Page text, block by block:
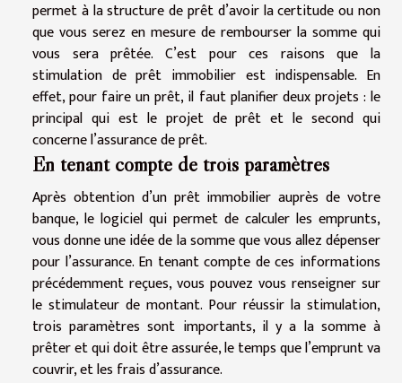
permet à la structure de prêt d’avoir la certitude ou non
que vous serez en mesure de rembourser la somme qui
vous sera prêtée. C’est pour ces raisons que la
stimulation de prêt immobilier est indispensable. En
effet, pour faire un prêt, il faut planifier deux projets : le
principal qui est le projet de prêt et le second qui
concerne l’assurance de prêt.
En tenant compte de trois paramètres
Après obtention d’un prêt immobilier auprès de votre
banque, le logiciel qui permet de calculer les emprunts,
vous donne une idée de la somme que vous allez dépenser
pour l’assurance. En tenant compte de ces informations
précédemment reçues, vous pouvez vous renseigner sur
le stimulateur de montant. Pour réussir la stimulation,
trois paramètres sont importants, il y a la somme à
prêter et qui doit être assurée, le temps que l’emprunt va
couvrir, et les frais d’assurance.